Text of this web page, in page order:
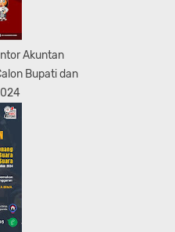
Akuntan
Bupati dan